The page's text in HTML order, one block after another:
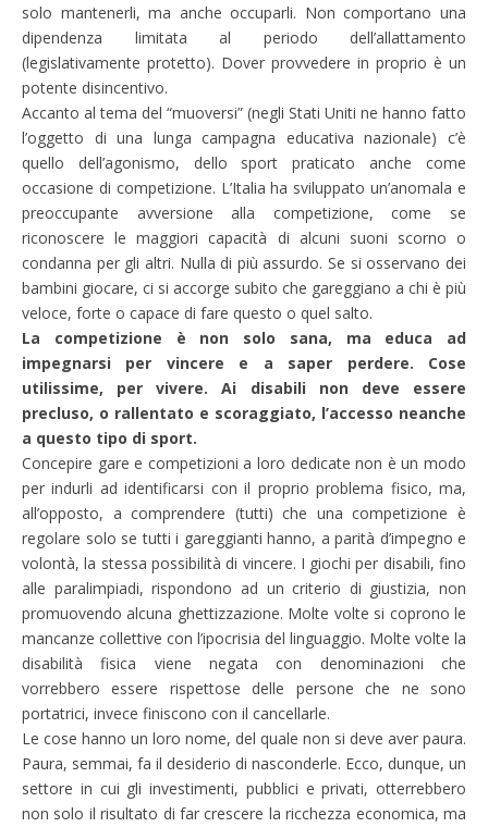
solo mantenerli, ma anche occuparli. Non comportano una
dipendenza limitata al periodo dell’allattamento
(legislativamente protetto). Dover provvedere in proprio è un
potente disincentivo.
Accanto al tema del “muoversi” (negli Stati Uniti ne hanno fatto
l’oggetto di una lunga campagna educativa nazionale) c’è
quello dell’agonismo, dello sport praticato anche come
occasione di competizione. L’Italia ha sviluppato un’anomala e
preoccupante avversione alla competizione, come se
riconoscere le maggiori capacità di alcuni suoni scorno o
condanna per gli altri. Nulla di più assurdo. Se si osservano dei
bambini giocare, ci si accorge subito che gareggiano a chi è più
veloce, forte o capace di fare questo o quel salto.
La competizione è non solo sana, ma educa ad
impegnarsi per vincere e a saper perdere. Cose
utilissime, per vivere. Ai disabili non deve essere
precluso, o rallentato e scoraggiato, l’accesso neanche
a questo tipo di sport.
Concepire gare e competizioni a loro dedicate non è un modo
per indurli ad identificarsi con il proprio problema fisico, ma,
all’opposto, a comprendere (tutti) che una competizione è
regolare solo se tutti i gareggianti hanno, a parità d’impegno e
volontà, la stessa possibilità di vincere. I giochi per disabili, fino
alle paralimpiadi, rispondono ad un criterio di giustizia, non
promuovendo alcuna ghettizzazione. Molte volte si coprono le
mancanze collettive con l’ipocrisia del linguaggio. Molte volte la
disabilità fisica viene negata con denominazioni che
vorrebbero essere rispettose delle persone che ne sono
portatrici, invece finiscono con il cancellarle.
Le cose hanno un loro nome, del quale non si deve aver paura.
Paura, semmai, fa il desiderio di nasconderle. Ecco, dunque, un
settore in cui gli investimenti, pubblici e privati, otterrebbero
non solo il risultato di far crescere la ricchezza economica, ma